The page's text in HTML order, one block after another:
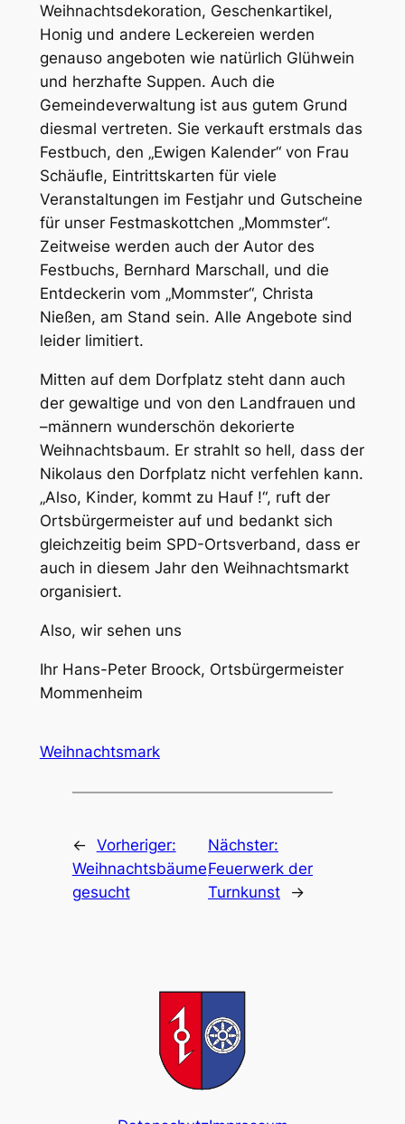
Weihnachtsdekoration, Geschenkartikel,
Honig und andere Leckereien werden
genauso angeboten wie natürlich Glühwein
und herzhafte Suppen. Auch die
Gemeindeverwaltung ist aus gutem Grund
diesmal vertreten. Sie verkauft erstmals das
Festbuch, den „Ewigen Kalender“ von Frau
Schäufle, Eintrittskarten für viele
Veranstaltungen im Festjahr und Gutscheine
für unser Festmaskottchen „Mommster“.
Zeitweise werden auch der Autor des
Festbuchs, Bernhard Marschall, und die
Entdeckerin vom „Mommster“, Christa
Nießen, am Stand sein. Alle Angebote sind
leider limitiert.
Mitten auf dem Dorfplatz steht dann auch
der gewaltige und von den Landfrauen und
–männern wunderschön dekorierte
Weihnachtsbaum. Er strahlt so hell, dass der
Nikolaus den Dorfplatz nicht verfehlen kann.
„Also, Kinder, kommt zu Hauf !“, ruft der
Ortsbürgermeister auf und bedankt sich
gleichzeitig beim SPD-Ortsverband, dass er
auch in diesem Jahr den Weihnachtsmarkt
organisiert.
Also, wir sehen uns
Ihr Hans-Peter Broock, Ortsbürgermeister
Mommenheim
Weihnachtsmark
← Vorheriger:
Weihnachtsbäume
gesucht
Nächster:
Feuerwerk der
Turnkunst
→